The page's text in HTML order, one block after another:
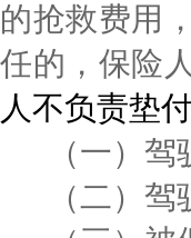
的抢救费用
任的，保险
人不负责垫
（一）
（二）驾